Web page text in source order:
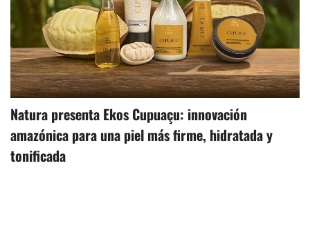
Natura presenta Ekos Cupuaçu: innovación
amazónica para una piel más firme, hidratada y
tonificada